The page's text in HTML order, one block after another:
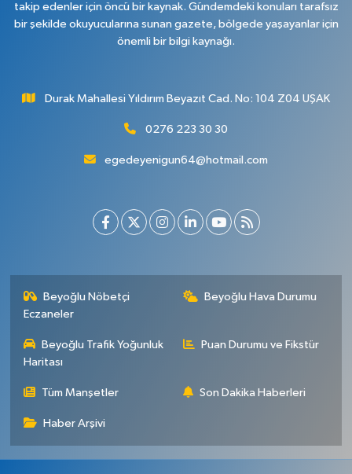
takip edenler için öncü bir kaynak. Gündemdeki konuları tarafsız
bir şekilde okuyucularına sunan gazete, bölgede yaşayanlar için
önemli bir bilgi kaynağı.
Durak Mahallesi Yıldırım Beyazıt Cad. No: 104 Z04 UŞAK
0276 223 30 30
egedeyenigun64@hotmail.com
Beyoğlu Nöbetçi
Eczaneler
Beyoğlu Hava Durumu
Beyoğlu Trafik Yoğunluk
Haritası
Puan Durumu ve Fikstür
Tüm Manşetler Son Dakika Haberleri
Haber Arşivi